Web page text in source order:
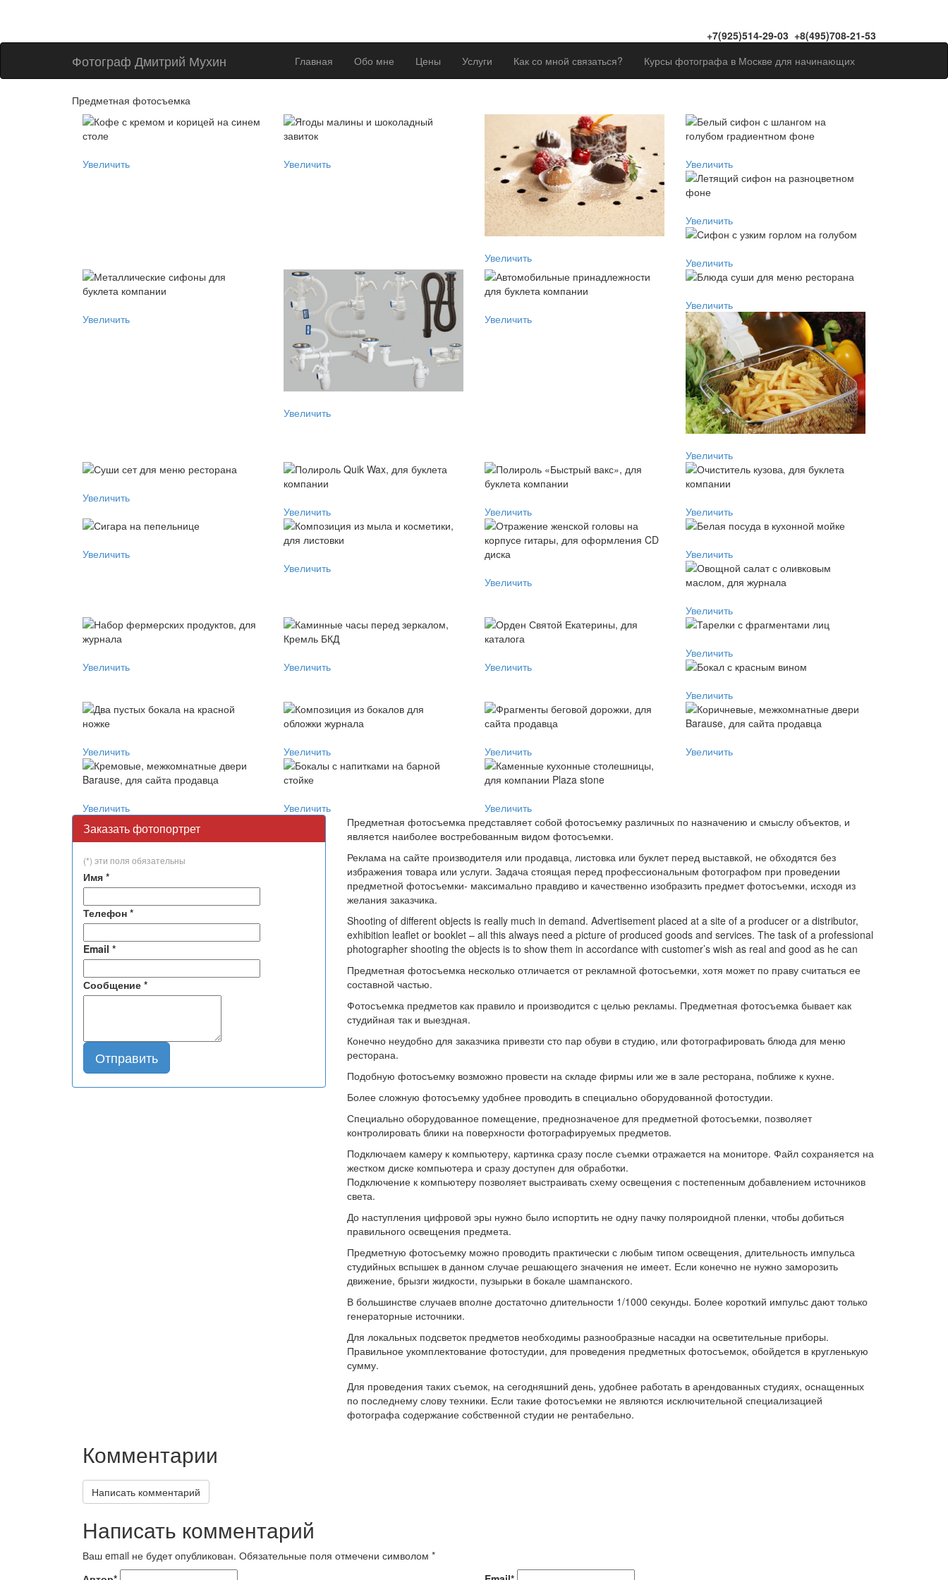
+7(925)514-29-03 +8(495)708-21-53
Фотограф Дмитрий Мухин Главная Обо мне Цены Услуги Как со мной связаться? Курсы фотографа в Москве для начинающих
Предметная фотосъемка
Увеличить Увеличить
Увеличить
Увеличить
Увеличить
Увеличить
Увеличить
Увеличить
Увеличить
Увеличить
Увеличить
Увеличить
Увеличить
Увеличить Увеличить
Увеличить
Увеличить
Увеличить
Увеличить
Увеличить
Увеличить Увеличить Увеличить
Увеличить
Увеличить
Увеличить Увеличить Увеличить Увеличить
Увеличить Увеличить Увеличить
Заказать фотопортрет
(*) эти поля обязательны
Имя *
Телефон *
Email *
Сообщение *
Отправить
Предметная фотосъемка представляет собой фотосъемку различных по назначению и смыслу объектов, и
является наиболее востребованным видом фотосъемки.
Реклама на сайте производителя или продавца, листовка или буклет перед выставкой, не обходятся без
избражения товара или услуги. Задача стоящая перед профессиональным фотографом при проведении
предметной фотосъемки- максимально правдиво и качественно изобразить предмет фотосъемки, исходя из
желания заказчика.
Shooting of different objects is really much in demand. Advertisement placed at a site of a producer or a distributor,
exhibition leaflet or booklet – all this always need a picture of produced goods and services. The task of a professional
photographer shooting the objects is to show them in accordance with customer’s wish as real and good as he can
Предметная фотосъемка несколько отличается от рекламной фотосъемки, хотя может по праву считаться ее
составной частью.
Фотосъемка предметов как правило и производится с целью рекламы. Предметная фотосъемка бывает как
студийная так и выездная.
Конечно неудобно для заказчика привезти сто пар обуви в студию, или фотографировать блюда для меню
ресторана.
Подобную фотосъемку возможно провести на складе фирмы или же в зале ресторана, поближе к кухне.
Более сложную фотосъемку удобнее проводить в специально оборудованной фотостудии.
Специально оборудованное помещение, преднозначеное для предметной фотосъемки, позволяет
контролировать блики на поверхности фотографируемых предметов.
Подключаем камеру к компьютеру, картинка сразу после съемки отражается на мониторе. Файл сохраняется на
жестком диске компьютера и сразу доступен для обработки.
Подключение к компьютеру позволяет выстраивать схему освещения с постепенным добавлением источников
света.
До наступления цифровой эры нужно было испортить не одну пачку поляроидной пленки, чтобы добиться
правильного освещения предмета.
Предметную фотосъемку можно проводить практически с любым типом освещения, длительность импульса
студийных вспышек в данном случае решающего значения не имеет. Если конечно не нужно заморозить
движение, брызги жидкости, пузырьки в бокале шампанского.
В большинстве случаев вполне достаточно длительности 1/1000 секунды. Более короткий импульс дают только
генераторные источники.
Для локальных подсветок предметов необходимы разнообразные насадки на осветительные приборы.
Правильное укомплектование фотостудии, для проведения предметных фотосъемок, обойдется в кругленькую
сумму.
Для проведения таких съемок, на сегодняшний день, удобнее работать в арендованных студиях, оснащенных
по последнему слову техники. Если такие фотосъемки не являются исключительной специализацией
фотографа содержание собственной студии не рентабельно.
Комментарии
Написать комментарий
Написать комментарий
Ваш email не будет опубликован. Обязательные поля отмечени символом *